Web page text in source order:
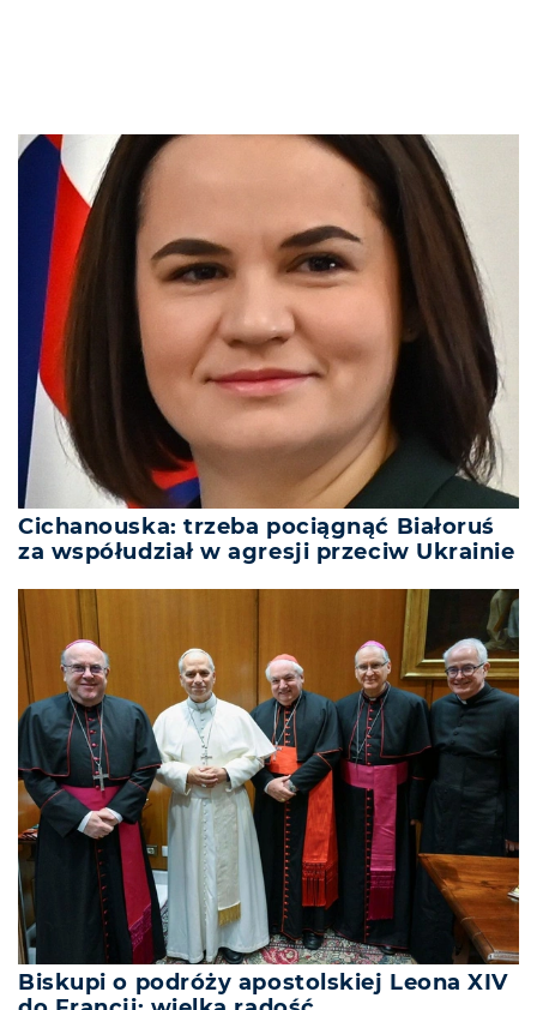
Cichanouska: trzeba pociągnąć Białoruś
za współudział w agresji przeciw Ukrainie
Biskupi o podróży apostolskiej Leona XIV